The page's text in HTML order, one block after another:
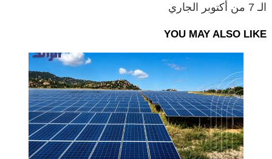
الـ 7 من أكتوبر الجاري
YOU MAY ALSO LIKE